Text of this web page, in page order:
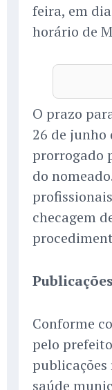
feira, em
horário de
O prazo
26 de junho
prorrogado
do
checagem
Conforme
pelo
saúde